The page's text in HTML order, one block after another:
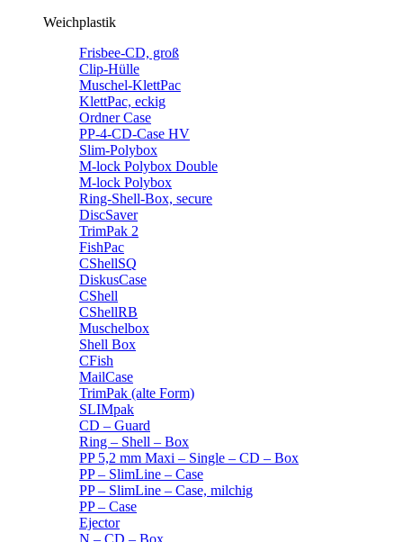
Weichplastik
Frisbee-CD, groß
Clip-Hülle
Muschel-KlettPac
KlettPac, eckig
Ordner Case
PP-4-CD-Case HV
Slim-Polybox
M-lock Polybox Double
M-lock Polybox
Ring-Shell-Box, secure
DiscSaver
TrimPak 2
FishPac
CShellSQ
DiskusCase
CShell
CShellRB
Muschelbox
Shell Box
CFish
MailCase
TrimPak (alte Form)
SLIMpak
CD – Guard
Ring – Shell – Box
PP 5,2 mm Maxi – Single – CD – Box
PP – SlimLine – Case
PP – SlimLine – Case, milchig
PP – Case
Ejector
N – CD – Box